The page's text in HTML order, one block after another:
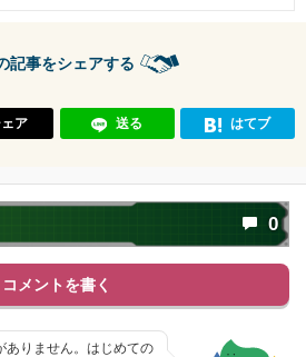
記事をシェアする
ア 送る はてブ
0
コメントを書く
ありません。はじめての